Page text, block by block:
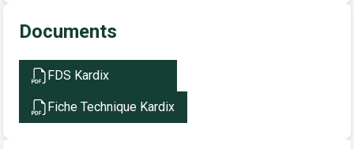
Documents
FDS Kardix
Fiche Technique Kardix